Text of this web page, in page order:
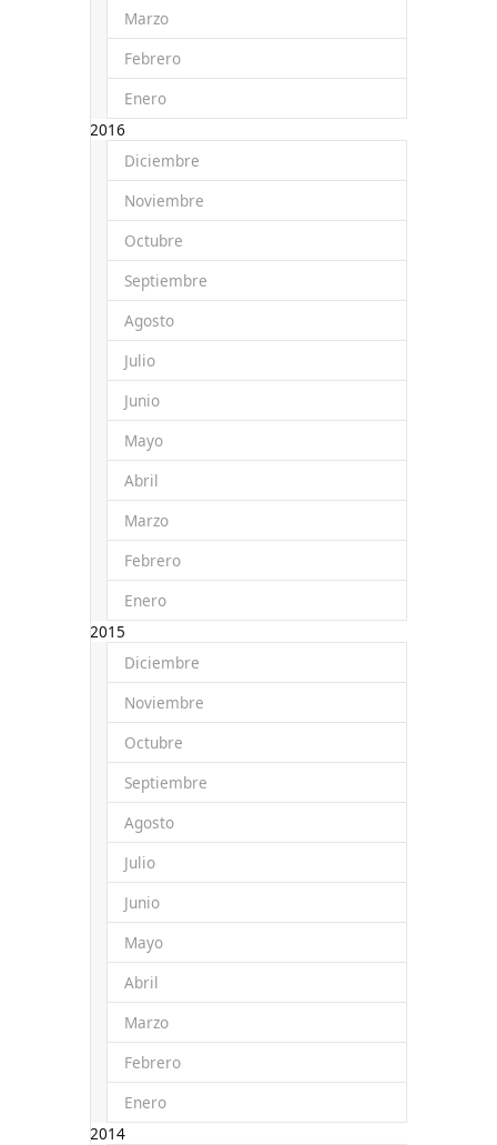
Marzo
Febrero
Enero
2016
Diciembre
Noviembre
Octubre
Septiembre
Agosto
Julio
Junio
Mayo
Abril
Marzo
Febrero
Enero
2015
Diciembre
Noviembre
Octubre
Septiembre
Agosto
Julio
Junio
Mayo
Abril
Marzo
Febrero
Enero
2014